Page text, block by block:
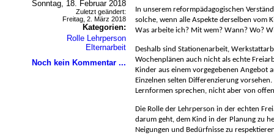
Sonntag, 18. Februar 2018
Zuletzt geändert:
Freitag, 2. März 2018
Kategorien:
Rolle Lehrperson
Elternarbeit
Noch kein Kommentar ...
In unserem reformpädagogischen
solche, wenn alle Aspekte derselben vom
Was arbeite ich? Mit wem? Wann? Wo?
Deshalb sind Stationenarbeit,
Wochenplänen auch nicht als echte
Kinder aus einem vorgegebenen Angebot
Einzelnen selten Differenzierung
Lernformen sprechen, nicht aber von
Die Rolle der Lehrperson in der echten
darum geht, dem Kind in der Planung zu
Neigungen und Bedürfnisse zu